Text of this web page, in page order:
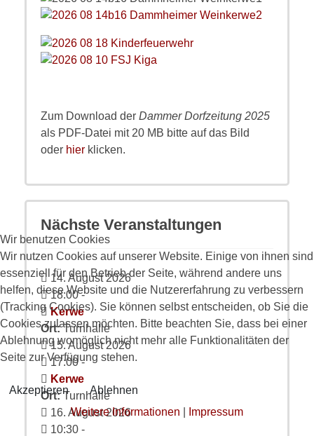
Zum Download der Dammer Dorfzeitung 2025
als PDF-Datei mit 20 MB bitte auf das Bild
oder hier klicken.
Nächste Veranstaltungen
14. August 2026
18:00-
Kerwe
Ort:Turnhalle
15. August 2026
17:00-
Kerwe
Ort:Turnhalle
16. August 2026
10:30 -
Wir benutzen Cookies
Wir nutzen Cookies auf unserer Website. Einige von ihnen sind
essenziell für den Betrieb der Seite, während andere uns
helfen, diese Website und die Nutzererfahrung zu verbessern
(Tracking Cookies). Sie können selbst entscheiden, ob Sie die
Cookies zulassen möchten. Bitte beachten Sie, dass bei einer
Ablehnung womöglich nicht mehr alle Funktionalitäten der
Seite zur Verfügung stehen.
Akzeptieren
Ablehnen
Weitere Informationen
Impressum